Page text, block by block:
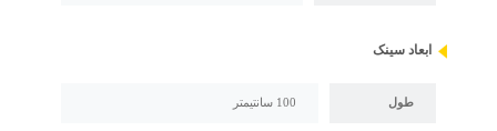
ابعاد سینک
طول 100 سانتیمتر